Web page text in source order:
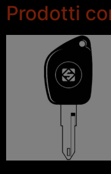
Prodotti